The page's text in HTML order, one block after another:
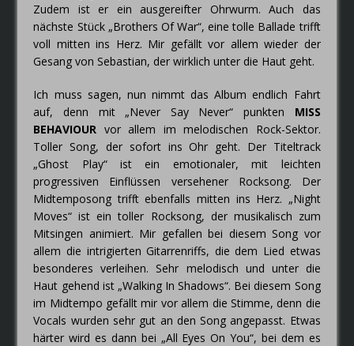
Zudem ist er ein ausgereifter Ohrwurm. Auch das
nächste Stück „Brothers Of War“, eine tolle Ballade trifft
voll mitten ins Herz. Mir gefällt vor allem wieder der
Gesang von Sebastian, der wirklich unter die Haut geht.
Ich muss sagen, nun nimmt das Album endlich Fahrt
auf, denn mit „Never Say Never“ punkten MISS
BEHAVIOUR vor allem im melodischen Rock-Sektor.
Toller Song, der sofort ins Ohr geht. Der Titeltrack
„Ghost Play“ ist ein emotionaler, mit leichten
progressiven Einflüssen versehener Rocksong. Der
Midtemposong trifft ebenfalls mitten ins Herz. „Night
Moves“ ist ein toller Rocksong, der musikalisch zum
Mitsingen animiert. Mir gefallen bei diesem Song vor
allem die intrigierten Gitarrenriffs, die dem Lied etwas
besonderes verleihen. Sehr melodisch und unter die
Haut gehend ist „Walking In Shadows“. Bei diesem Song
im Midtempo gefällt mir vor allem die Stimme, denn die
Vocals wurden sehr gut an den Song angepasst. Etwas
härter wird es dann bei „All Eyes On You“, bei dem es